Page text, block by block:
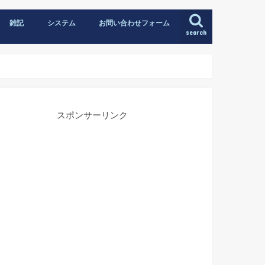
search
雑記 システム お問い合わせフォーム
スポンサーリンク